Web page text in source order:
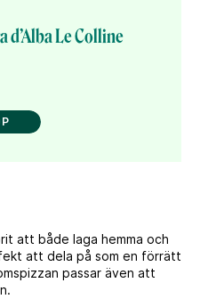
d’Alba Le Colline
att både laga hemma och
att dela på som en förrätt
passar även att